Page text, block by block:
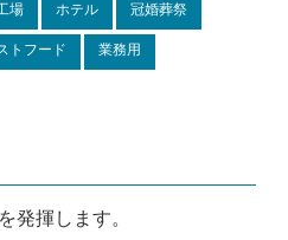
場 ホテル 冠婚葬祭
トフード 業務用
発揮します。